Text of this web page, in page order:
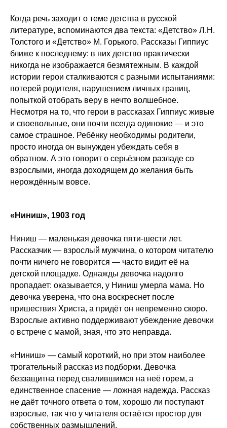
Когда речь заходит о теме детства в русской
литературе, вспоминаются два текста: «Детство» Л.Н.
Толстого и «Детство» М. Горького. Рассказы Гиппиус
ближе к последнему: в них детство практически
никогда не изображается безмятежным. В каждой
истории герои сталкиваются с разными испытаниями:
потерей родителя, нарушением личных границ,
попыткой отобрать веру в нечто волшебное.
Несмотря на то, что герои в рассказах Гиппиус живые
и своевольные, они почти всегда одинокие — и это
самое страшное. Ребёнку необходимы родители,
просто иногда он вынужден убеждать себя в
обратном. А это говорит о серьёзном разладе со
взрослыми, иногда доходящем до желания быть
нерождённым вовсе.
«Ниниш», 1903 год
Ниниш — маленькая девочка пяти-шести лет.
Рассказчик — взрослый мужчина, о котором читателю
почти ничего не говорится — часто видит её на
детской площадке. Однажды девочка надолго
пропадает: оказывается, у Ниниш умерла мама. Но
девочка уверена, что она воскреснет после
пришествия Христа, а придёт он непременно скоро.
Взрослые активно поддерживают убеждение девочки
о встрече с мамой, зная, что это неправда.
«Ниниш» — самый короткий, но при этом наиболее
трогательный рассказ из подборки. Девочка
беззащитна перед свалившимся на неё горем, а
единственное спасение — ложная надежда. Рассказ
не даёт точного ответа о том, хорошо ли поступают
взрослые, так что у читателя остаётся простор для
собственных размышлений.